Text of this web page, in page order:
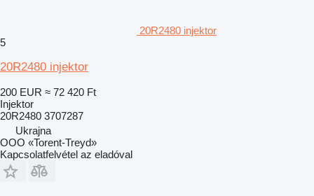
20R2480 injektor
5
20R2480 injektor
200 EUR ≈ 72 420 Ft
Injektor
20R2480 3707287
Ukrajna
OOO «Torent-Treyd»
Kapcsolatfelvétel az eladóval